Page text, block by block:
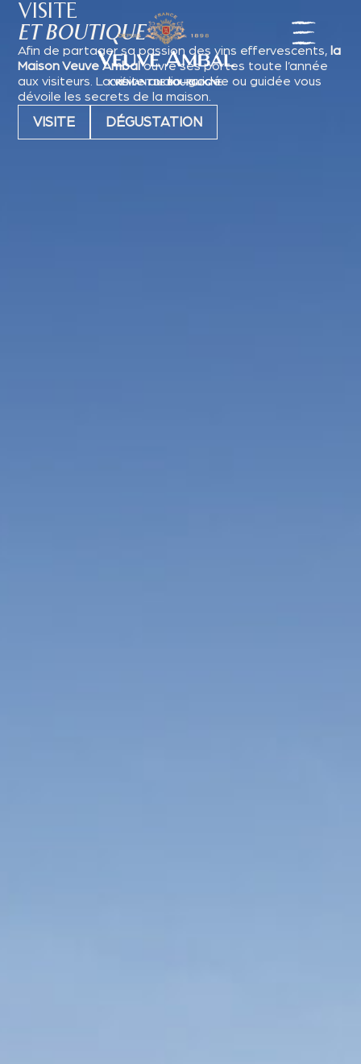
VISITE
ET BOUTIQUE
Afin de partager sa passion des vins effervescents, la
Maison Veuve Ambalouvre ses portes toute l’année
aux visiteurs. La visite audio-guidée ou guidée vous
dévoile les secrets de la maison.
VISITE DÉGUSTATION